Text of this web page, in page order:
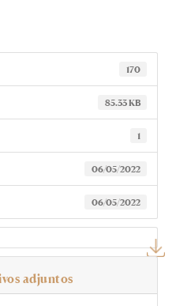
170
85.33 KB
1
06/05/2022
06/05/2022
adjuntos